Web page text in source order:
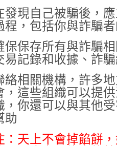
發現自己被騙後，
程，包括你與詐騙
保保存所有與詐騙
易記錄和收據、詐
絡相關機構，許多
，這些組織可以提
，你還可以與其他
助
：天上不會掉餡餅